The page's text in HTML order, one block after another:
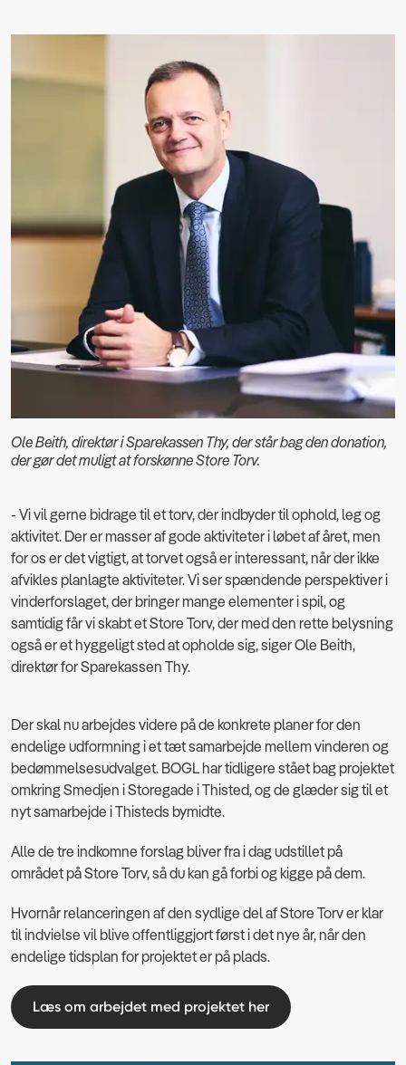
Ole Beith, direktør i Sparekassen Thy, der står bag den donation,
der gør det muligt at forskønne Store Torv.
- Vi vil gerne bidrage til et torv, der indbyder til ophold, leg og
aktivitet. Der er masser af gode aktiviteter i løbet af året, men
for os er det vigtigt, at torvet også er interessant, når der ikke
afvikles planlagte aktiviteter. Vi ser spændende perspektiver i
vinderforslaget, der bringer mange elementer i spil, og
samtidig får vi skabt et Store Torv, der med den rette belysning
også er et hyggeligt sted at opholde sig, siger Ole Beith,
direktør for Sparekassen Thy.
Der skal nu arbejdes videre på de konkrete planer for den
endelige udformning i et tæt samarbejde mellem vinderen og
bedømmelsesudvalget. BOGL har tidligere stået bag projektet
omkring Smedjen i Storegade i Thisted, og de glæder sig til et
nyt samarbejde i Thisteds bymidte.
Alle de tre indkomne forslag bliver fra i dag udstillet på
området på Store Torv, så du kan gå forbi og kigge på dem.
Hvornår relanceringen af den sydlige del af Store Torv er klar
til indvielse vil blive offentliggjort først i det nye år, når den
endelige tidsplan for projektet er på plads.
Læs om arbejdet med projektet her